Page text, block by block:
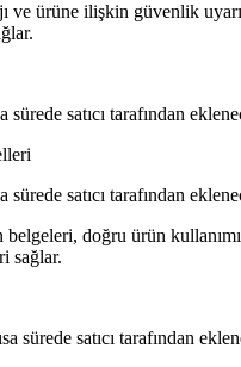
ve ürüne ilişkin güvenlik
sürede satıcı tarafından
sürede satıcı tarafından
belgeleri, doğru ürün
sağlar.
sürede satıcı tarafından